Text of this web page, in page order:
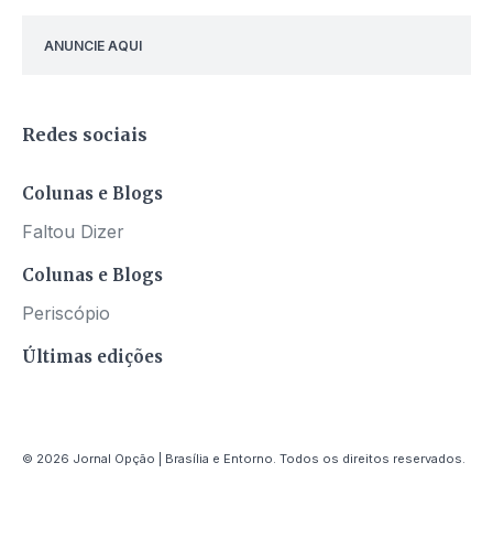
ANUNCIE AQUI
Redes sociais
Colunas e Blogs
Faltou Dizer
Colunas e Blogs
Periscópio
Últimas edições
© 2026 Jornal Opção | Brasília e Entorno. Todos os direitos reservados.